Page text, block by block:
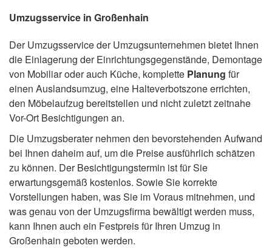
Umzugsservice in Großenhain
Der Umzugsservice der Umzugsunternehmen bietet Ihnen
die Einlagerung der Einrichtungsgegenstände, Demontage
von Mobiliar oder auch Küche, komplette Planung für
einen Auslandsumzug, eine Halteverbotszone errichten,
den Möbelaufzug bereitstellen und nicht zuletzt zeitnahe
Vor-Ort Besichtigungen an.
Die Umzugsberater nehmen den bevorstehenden Aufwand
bei Ihnen daheim auf, um die Preise ausführlich schätzen
zu können. Der Besichtigungstermin ist für Sie
erwartungsgemäß kostenlos. Sowie Sie korrekte
Vorstellungen haben, was Sie im Voraus mitnehmen, und
was genau von der Umzugsfirma bewältigt werden muss,
kann Ihnen auch ein Festpreis für Ihren Umzug in
Großenhain geboten werden.